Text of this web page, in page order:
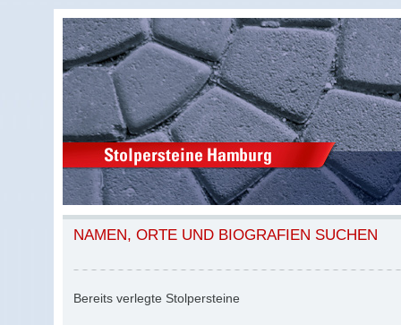
NAMEN, ORTE UND BIOGRAFIEN SUCHEN
Bereits verlegte Stolpersteine